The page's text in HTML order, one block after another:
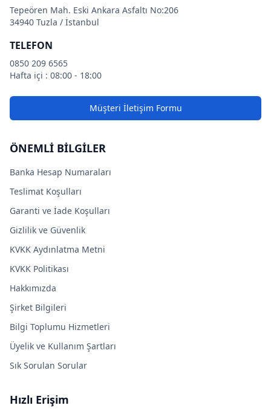
Tepeören Mah. Eski Ankara Asfaltı No:206
34940 Tuzla / İstanbul
TELEFON
0850 209 6565
Hafta içi : 08:00 - 18:00
Müşteri İletişim Formu
ÖNEMLİ BİLGİLER
Banka Hesap Numaraları
Teslimat Koşulları
Garanti ve İade Koşulları
Gizlilik ve Güvenlik
KVKK Aydınlatma Metni
KVKK Politikası
Hakkımızda
Şirket Bilgileri
Bilgi Toplumu Hizmetleri
Üyelik ve Kullanım Şartları
Sık Sorulan Sorular
Hızlı Erişim